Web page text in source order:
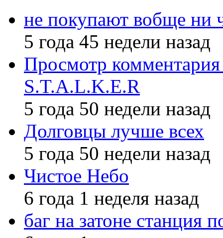
не покупают вобще ни
5 года 45 недели назад
Просмотр
S.T.A.L.K.E.R
5 года 50 недели назад
Долговцы лучше всех
5 года 50 недели назад
Чистое Небо
6 года 1 неделя назад
баг на затоне станция